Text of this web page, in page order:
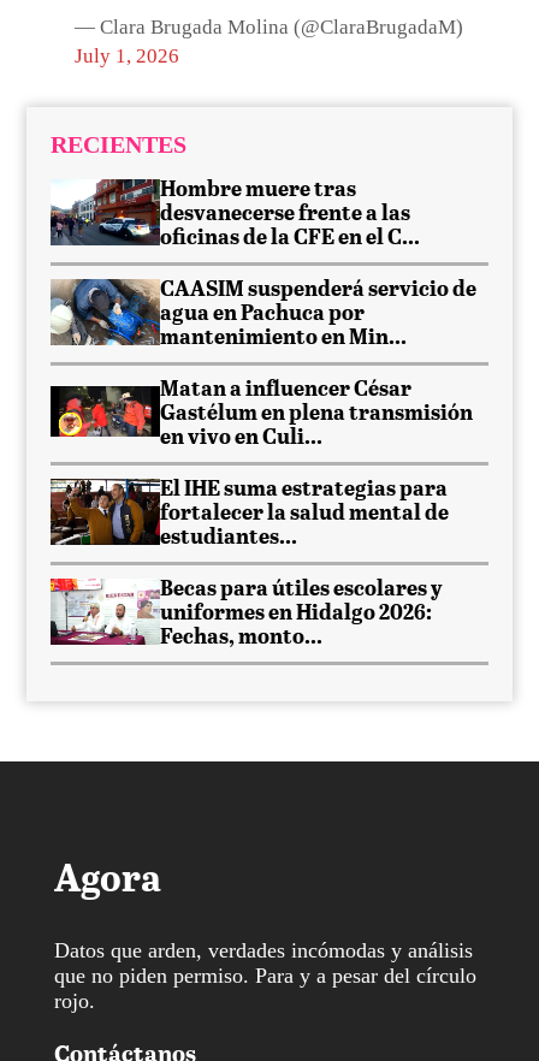
— Clara Brugada Molina (@ClaraBrugadaM)
July 1, 2026
RECIENTES
Hombre muere tras
desvanecerse frente a las
oficinas de la CFE en el C...
CAASIM suspenderá servicio de
agua en Pachuca por
mantenimiento en Min...
Matan a influencer César
Gastélum en plena transmisión
en vivo en Culi...
El IHE suma estrategias para
fortalecer la salud mental de
estudiantes...
Becas para útiles escolares y
uniformes en Hidalgo 2026:
Fechas, monto...
Agora
Datos que arden, verdades incómodas y análisis
que no piden permiso. Para y a pesar del círculo
rojo.
Contáctanos